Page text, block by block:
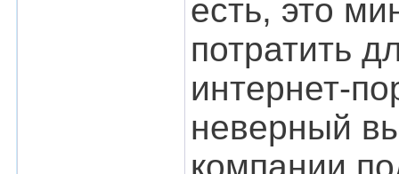
есть, это
потратить
интернет-
неверный